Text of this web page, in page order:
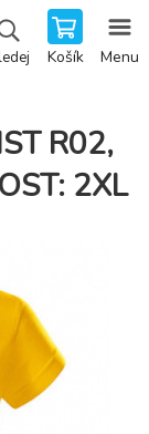
Košík Menu
R02,
2XL